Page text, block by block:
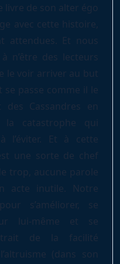
livre de son alter égo
avec cette histoire,
attendues. Et nous
n’être des lecteurs
le voir arriver au but
se passe comme il le
Cassandres en
la catastrophe qui
l’éviter. Et à cette
une sorte de chef
trop, aucune parole
acte inutile. Notre
s’améliorer, se
lui-même et se
de la facilité
(dans son